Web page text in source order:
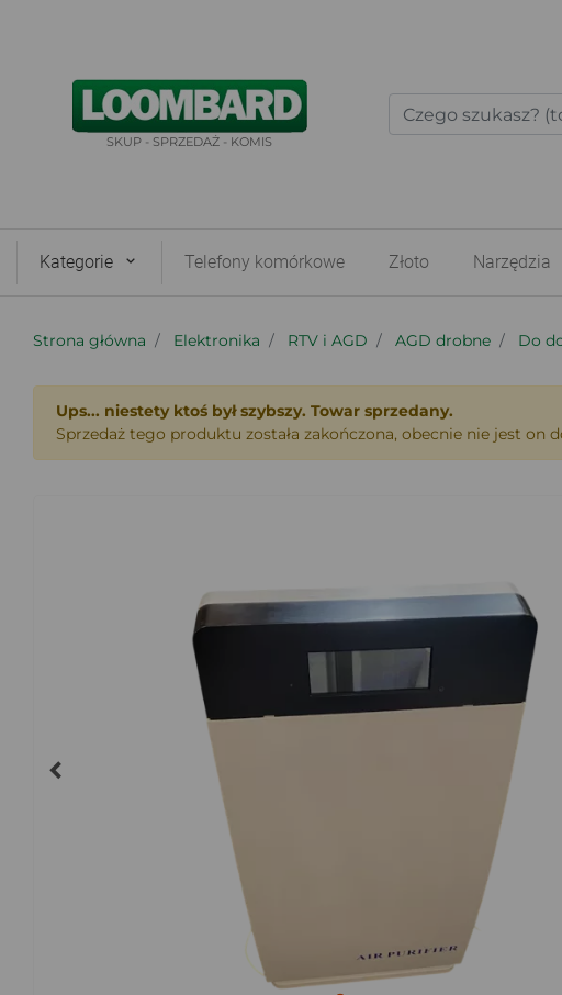
SKUP - SPRZEDAŻ - KOMIS
Kategorie Telefony komórkowe Złoto Narzędzia
Strona główna Elektronika RTV i AGD AGD drobne Do
Ups... niestety ktoś był szybszy. Towar sprzedany.
Sprzedaż tego produktu została zakończona, obecnie nie jest on